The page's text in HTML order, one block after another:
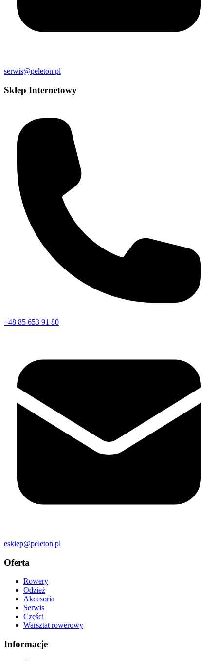
serwis@peleton.pl
Sklep Internetowy
+48 85 653 91 80
esklep@peleton.pl
Oferta
Rowery
Odzież
Akcesoria
Serwis
Części
Warsztat rowerowy
Informacje